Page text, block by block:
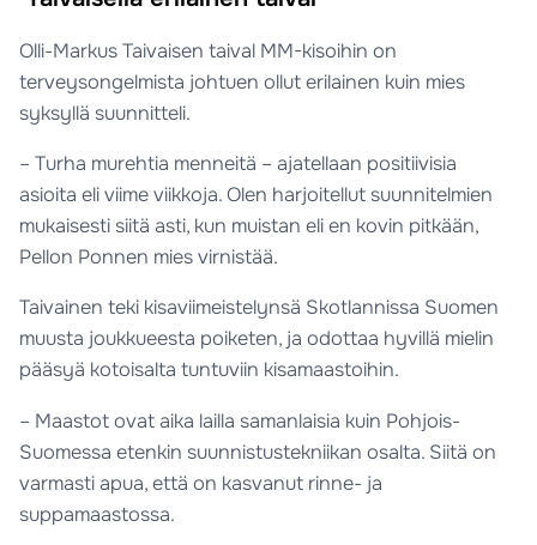
Olli-Markus Taivaisen taival MM-kisoihin on
terveysongelmista johtuen ollut erilainen kuin mies
syksyllä suunnitteli.
– Turha murehtia menneitä – ajatellaan positiivisia
asioita eli viime viikkoja. Olen harjoitellut suunnitelmien
mukaisesti siitä asti, kun muistan eli en kovin pitkään,
Pellon Ponnen mies virnistää.
Taivainen teki kisaviimeistelynsä Skotlannissa Suomen
muusta joukkueesta poiketen, ja odottaa hyvillä mielin
pääsyä kotoisalta tuntuviin kisamaastoihin.
– Maastot ovat aika lailla samanlaisia kuin Pohjois-
Suomessa etenkin suunnistustekniikan osalta. Siitä on
varmasti apua, että on kasvanut rinne- ja
suppamaastossa.